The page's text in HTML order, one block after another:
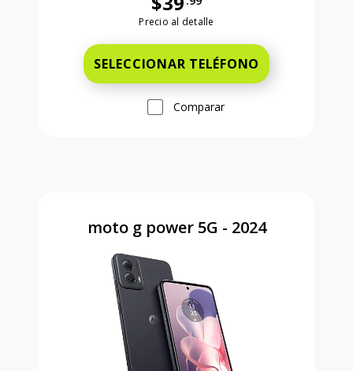
Antes el precio era 59 dollars and
Precio al detalle
SELECCIONAR TELÉFONO
Comparar
moto g power 5G - 2024